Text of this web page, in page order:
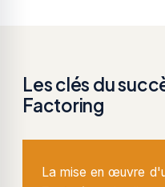
Les clés du
Factoring
La mise en œuvre